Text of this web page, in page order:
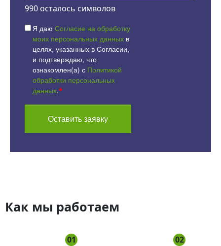
990 осталось символов
Я даю Согласие на обработку
моих персональных данных в
целях, указанных в Согласии,
и подтверждаю, что
ознакомлен(а) с Политикой
обработки персональных
данных.*
Оставить заявку
Как мы работаем
01 02